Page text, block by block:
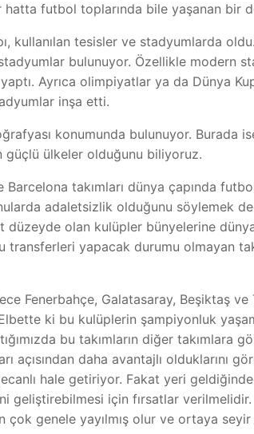
futbol toplarında bile yaşanan bir
kullanılan tesisler ve stadyumlarda
bulunuyor. Özellikle modern
Ayrıca olimpiyatlar ya da Dünya
inşa etti.
konumunda bulunuyor. Burada
ülkeler olduğunu biliyoruz.
takımları dünya çapında
adaletsizlik olduğunu söylemek
olan kulüpler bünyelerine
transferleri yapacak durumu olmayan
Fenerbahçe, Galatasaray, Beşiktaş
ki bu kulüplerin şampiyonluk
bu takımların diğer takımlara
açısından daha avantajlı olduklarını
hale getiriyor. Fakat yeri geldiğinde
geliştirebilmesi için fırsatlar
çok genele yayılmış olur ve ortaya